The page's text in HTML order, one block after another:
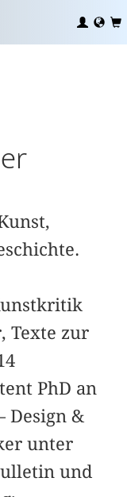
Texte zur
PhD an
Design &
unter
und